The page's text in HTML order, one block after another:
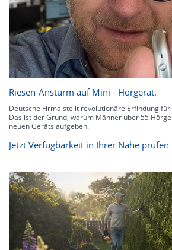
Riesen-Ansturm auf Mini - Hörgerät.
Deutsche Firma stellt revolutionäre Erfindung
Das ist der Grund, warum Männer über 55
neuen Geräts aufgeben.
Jetzt Verfügbarkeit in Ihrer Nähe prüfen